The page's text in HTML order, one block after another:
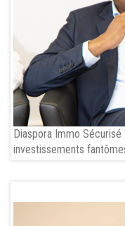
Diaspora Immo
investissements